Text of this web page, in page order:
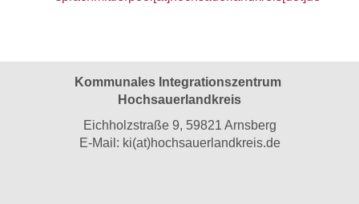
Kommunales Integrationszentrum
Hochsauerlandkreis
Eichholzstraße 9, 59821 Arnsberg
E-Mail: ki(at)hochsauerlandkreis.de